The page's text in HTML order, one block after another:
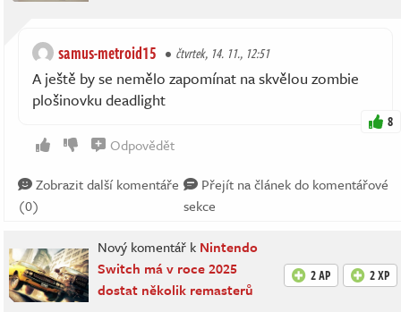
samus-metroid15 čtvrtek, 14. 11., 12:51
A ještě by se nemělo zapomínat na skvělou zombie
plošinovku deadlight
8
Odpovědět
Zobrazit další komentáře
(0)
Přejít na článek do komentářové
sekce
Nový komentář k Nintendo
Switch má v roce 2025
dostat několik remasterů
2 AP 2 XP